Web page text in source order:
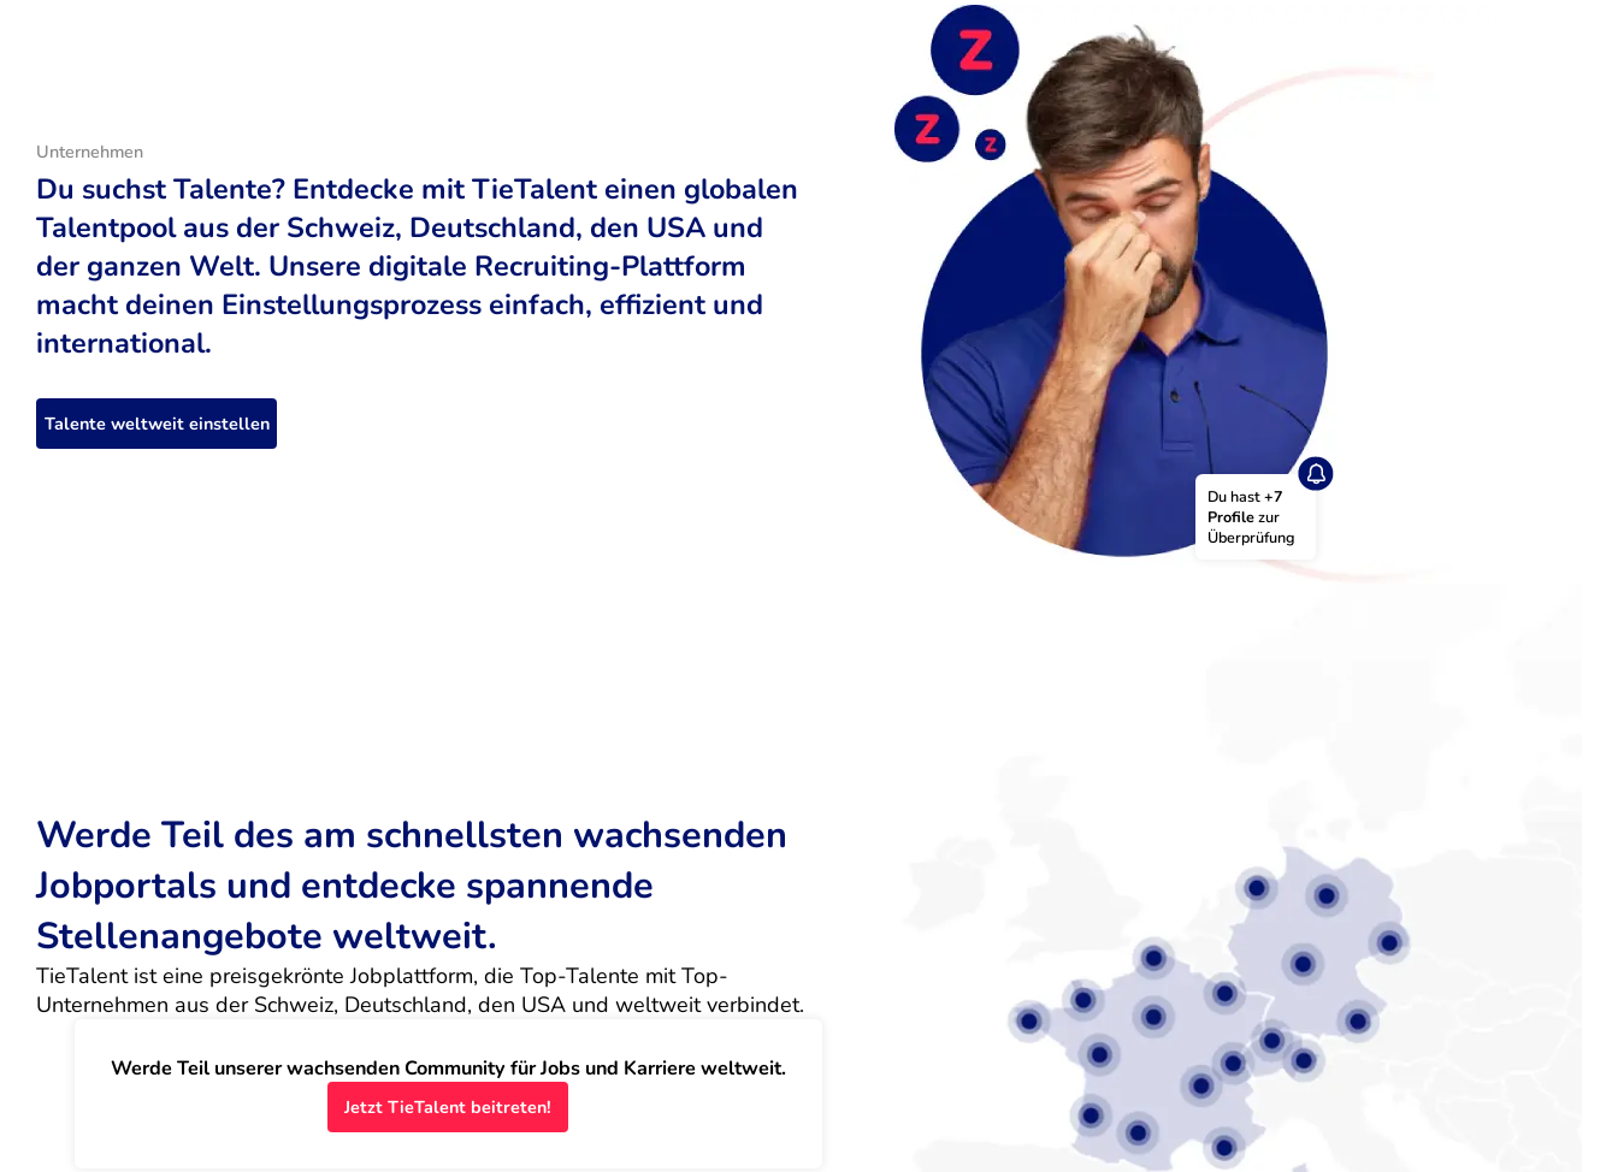
Du hast +7
Profile zur
Überprüfung
Unternehmen
Du suchst Talente? Entdecke mit TieTalent einen globalen
Talentpool aus der Schweiz, Deutschland, den USA und
der ganzen Welt. Unsere digitale Recruiting-Plattform
macht deinen Einstellungsprozess einfach, effizient und
international.
Talente weltweit einstellen
Werde Teil des am schnellsten wachsenden
Jobportals und entdecke spannende
Stellenangebote weltweit.
TieTalent ist eine preisgekrönte Jobplattform, die Top-Talente mit Top-
Unternehmen aus der Schweiz, Deutschland, den USA und weltweit verbindet.
Werde Teil unserer wachsenden Community für Jobs und Karriere weltweit.
Jetzt TieTalent beitreten!